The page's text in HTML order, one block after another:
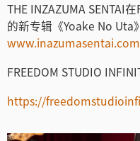
THE INZAZUMA SENTAI
的新专辑《Yoake No Uta
www.inazumasentai.com
FREEDOM STUDIO
https://